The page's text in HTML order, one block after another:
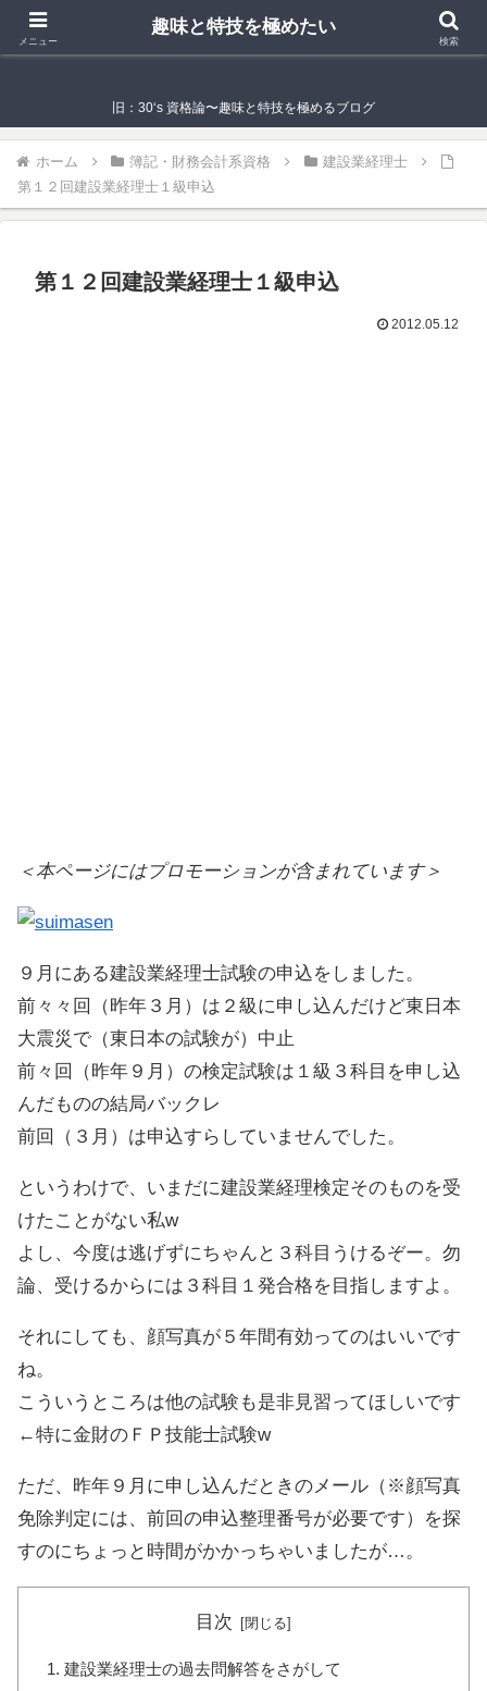
趣味と特技を極めたい
旧：30‘s 資格論〜趣味と特技を極めるブログ
ホーム 簿記・財務会計系資格
建設業経理士
第１２回建設業経理士１級申込
第１２回建設業経理士１級申込
2012.05.12
＜本ページにはプロモーションが含まれています＞
９月にある建設業経理士試験の申込をしました。
前々々回（昨年３月）は２級に申し込んだけど東日本
大震災で（東日本の試験が）中止
前々回（昨年９月）の検定試験は１級３科目を申し込
んだものの結局バックレ
前回（３月）は申込すらしていませんでした。
というわけで、いまだに建設業経理検定そのものを受
けたことがない私w
よし、今度は逃げずにちゃんと３科目うけるぞー。勿
論、受けるからには３科目１発合格を目指しますよ。
それにしても、顔写真が５年間有効ってのはいいです
ね。
こういうところは他の試験も是非見習ってほしいです
←特に金財のＦＰ技能士試験w
ただ、昨年９月に申し込んだときのメール（※顔写真
免除判定には、前回の申込整理番号が必要です）を探
すのにちょっと時間がかかっちゃいましたが…。
目次
建設業経理士の過去問解答をさがして
メニュー
趣味と特技を極めたい
検索